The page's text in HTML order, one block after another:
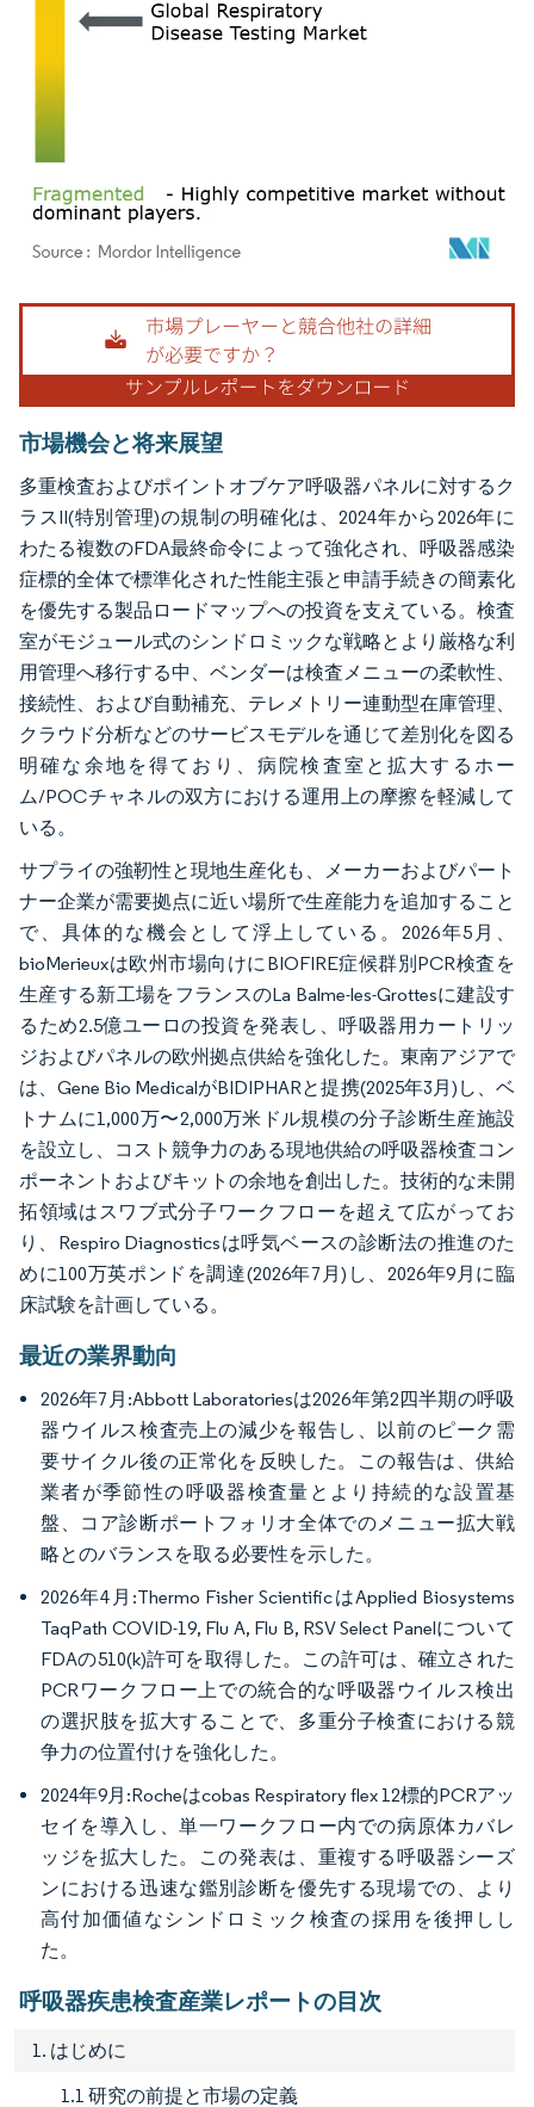
画像 © Mordor Intelligence。再利用にはCC BY 4.0の表示が必要です。
市場機会と将来展望
多重検査およびポイントオブケア呼吸器パネルに対するク
ラスII(特別管理)の規制の明確化は、2024年から2026年に
わたる複数のFDA最終命令によって強化され、呼吸器感染
症標的全体で標準化された性能主張と申請手続きの簡素化
を優先する製品ロードマップへの投資を支えている。検査
室がモジュール式のシンドロミックな戦略とより厳格な利
用管理へ移行する中、ベンダーは検査メニューの柔軟性、
接続性、および自動補充、テレメトリー連動型在庫管理、
クラウド分析などのサービスモデルを通じて差別化を図る
明確な余地を得ており、病院検査室と拡大するホー
ム/POCチャネルの双方における運用上の摩擦を軽減して
いる。
サプライの強靭性と現地生産化も、メーカーおよびパート
ナー企業が需要拠点に近い場所で生産能力を追加すること
で、具体的な機会として浮上している。2026年5月、
bioMerieuxは欧州市場向けにBIOFIRE症候群別PCR検査を
生産する新工場をフランスのLa Balme-les-Grottesに建設す
るため2.5億ユーロの投資を発表し、呼吸器用カートリッ
ジおよびパネルの欧州拠点供給を強化した。東南アジアで
は、Gene Bio MedicalがBIDIPHARと提携(2025年3月)し、ベ
トナムに1,000万〜2,000万米ドル規模の分子診断生産施設
を設立し、コスト競争力のある現地供給の呼吸器検査コン
ポーネントおよびキットの余地を創出した。技術的な未開
拓領域はスワブ式分子ワークフローを超えて広がってお
り、Respiro Diagnosticsは呼気ベースの診断法の推進のた
めに100万英ポンドを調達(2026年7月)し、2026年9月に臨
床試験を計画している。
最近の業界動向
2026年7月:Abbott Laboratoriesは2026年第2四半期の呼吸
器ウイルス検査売上の減少を報告し、以前のピーク需
要サイクル後の正常化を反映した。この報告は、供給
業者が季節性の呼吸器検査量とより持続的な設置基
盤、コア診断ポートフォリオ全体でのメニュー拡大戦
略とのバランスを取る必要性を示した。
2026年4月:Thermo Fisher ScientificはApplied Biosystems
TaqPath COVID-19, Flu A, Flu B, RSV Select Panelについて
FDAの510(k)許可を取得した。この許可は、確立された
PCRワークフロー上での統合的な呼吸器ウイルス検出
の選択肢を拡大することで、多重分子検査における競
争力の位置付けを強化した。
2024年9月:Rocheはcobas Respiratory flex 12標的PCRアッ
セイを導入し、単一ワークフロー内での病原体カバレ
ッジを拡大した。この発表は、重複する呼吸器シーズ
ンにおける迅速な鑑別診断を優先する現場での、より
高付加価値なシンドロミック検査の採用を後押しし
た。
呼吸器疾患検査産業レポートの目次
1. はじめに
1.1 研究の前提と市場の定義